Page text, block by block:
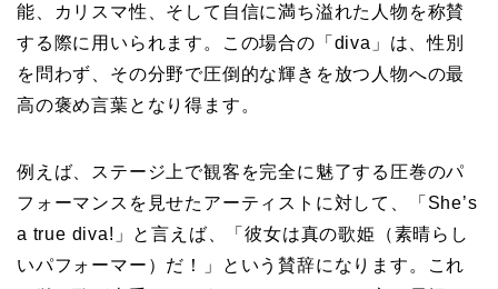
能、カリスマ性、そして自信に満ち溢れた人物を称賛
する際に用いられます。この場合の「diva」は、性別
を問わず、その分野で圧倒的な輝きを放つ人物への最
高の褒め言葉となり得ます。
例えば、ステージ上で観客を完全に魅了する圧巻のパ
フォーマンスを見せたアーティストに対して、「She’s
a true diva!」と言えば、「彼女は真の歌姫（素晴らし
いパフォーマー）だ！」という賛辞になります。これ